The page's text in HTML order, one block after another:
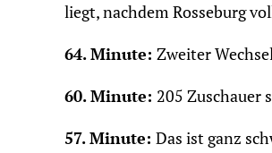
liegt, nachdem Rosseburg
64. Minute: Zweiter
60. Minute: 205 Zuschauer
57. Minute: Das ist ganz